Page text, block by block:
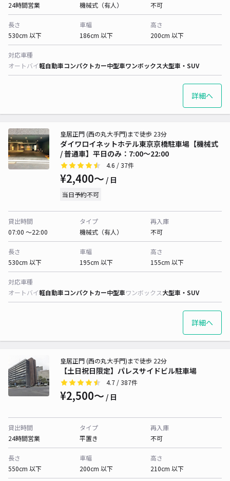
24時間営業
機械式（有人）
不可
長さ
530cm 以下
車幅
186cm 以下
高さ
200cm 以下
対応車種
オートバイ軽自動車コンパクトカー中型車ワンボックス大型車・SUV
詳細へ
ダイワロイネットホテル東京京橋駐車場【機械式
/ 普通車】平日のみ：7:00～22:00
皇居正門 (西の丸大手門)まで徒歩 23分
4.6 / 37件
¥2,400〜 / 日
当日予約不可
貸出時間
07:00 〜22:00
タイプ
機械式（有人）
再入庫
不可
長さ
530cm 以下
車幅
195cm 以下
高さ
155cm 以下
対応車種
オートバイ軽自動車コンパクトカー中型車ワンボックス大型車・SUV
詳細へ
【土日祝日限定】パレスサイドビル駐車場
皇居正門 (西の丸大手門)まで徒歩 22分
4.7 / 387件
¥2,500〜 / 日
貸出時間
24時間営業
タイプ
平置き
再入庫
不可
長さ
550cm 以下
車幅
200cm 以下
高さ
210cm 以下